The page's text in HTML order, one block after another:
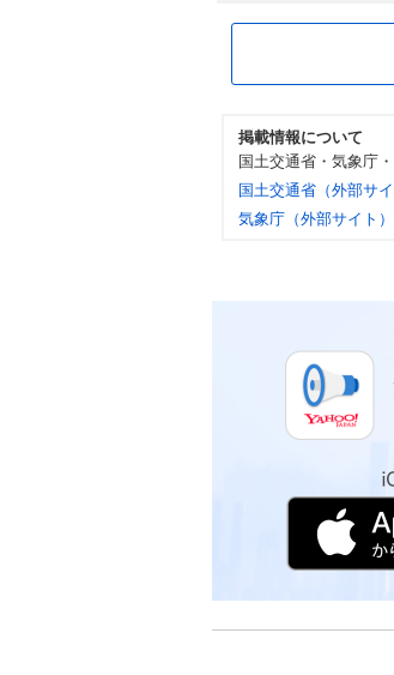
掲載情報について
国土交通省・気象庁
国土交通省（外部サイ
気象庁（外部サイト）